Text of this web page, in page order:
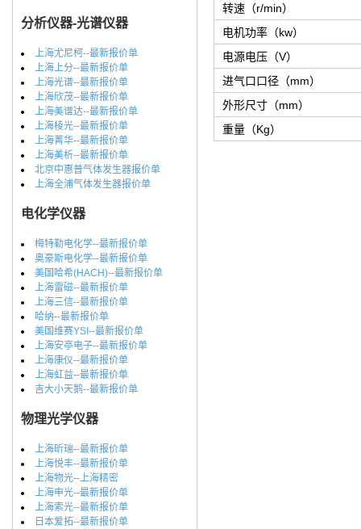
分析仪器-光谱仪器
上海尤尼柯--最新报价单
上海上分--最新报价单
上海光谱--最新报价单
上海欣茂--最新报价单
上海美谱达--最新报价单
上海棱光--最新报价单
上海菁华--最新报价单
上海美析--最新报价单
北京中惠普气体发生器报价单
上海全浦气体发生器报价单
电化学仪器
梅特勒电化学--最新报价单
奥豪斯电化学--最新报价单
美国哈希(HACH)--最新报价单
上海雷磁--最新报价单
上海三信--最新报价单
哈纳--最新报价单
美国维赛YSI--最新报价单
上海安亭电子--最新报价单
上海康仪--最新报价单
上海虹益--最新报价单
吉大小天鹅--最新报价单
物理光学仪器
上海昕瑞--最新报价单
上海悦丰--最新报价单
上海物光--上海精密
上海申光--最新报价单
上海索光--最新报价单
日本爱拓--最新报价单
转速（r/min）
电机功率（kw）
电源电压（V）
进气口口径（mm）
外形尺寸（mm）
重量（Kg）